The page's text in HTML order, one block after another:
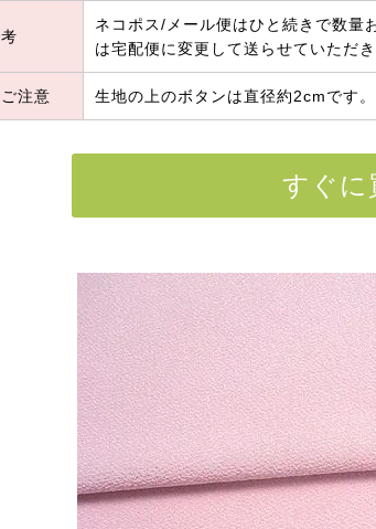
ネコポス/メール便はひと続きで数
は宅配便に変更して送らせていただき
注意 生地の上のボタンは直径約2cmです
すぐに